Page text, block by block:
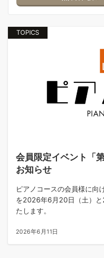
TOPICS
会員限定イベント「
お知らせ
ピアノコースの会員様に向
を2026年6月20日（土）
たします。
2026年6月11日